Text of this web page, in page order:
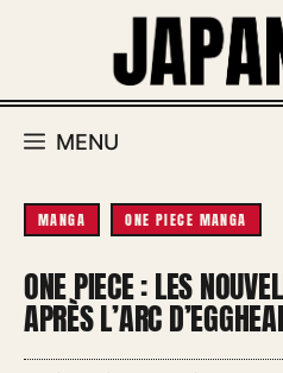
MENU
MANGA ONE PIECE MANGA
ONE PIECE : LES
APRÈS L’ARC